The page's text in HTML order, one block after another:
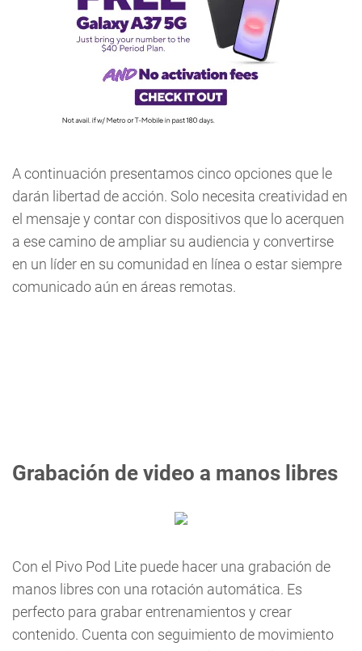
A continuación presentamos cinco opciones que le
darán libertad de acción. Solo necesita creatividad en
el mensaje y contar con dispositivos que lo acerquen
a ese camino de ampliar su audiencia y convertirse
en un líder en su comunidad en línea o estar siempre
comunicado aún en áreas remotas.
Grabación de video a manos libres
Con el Pivo Pod Lite puede hacer una grabación de
manos libres con una rotación automática. Es
perfecto para grabar entrenamientos y crear
contenido. Cuenta con seguimiento de movimiento